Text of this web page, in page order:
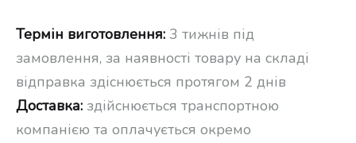
Термін виготовлення: 3 тижнів під
замовлення, за наявності товару на складі
відправка здіснюється протягом 2 днів
Доставка: здійснюється транспортною
компанією та оплачується окремо